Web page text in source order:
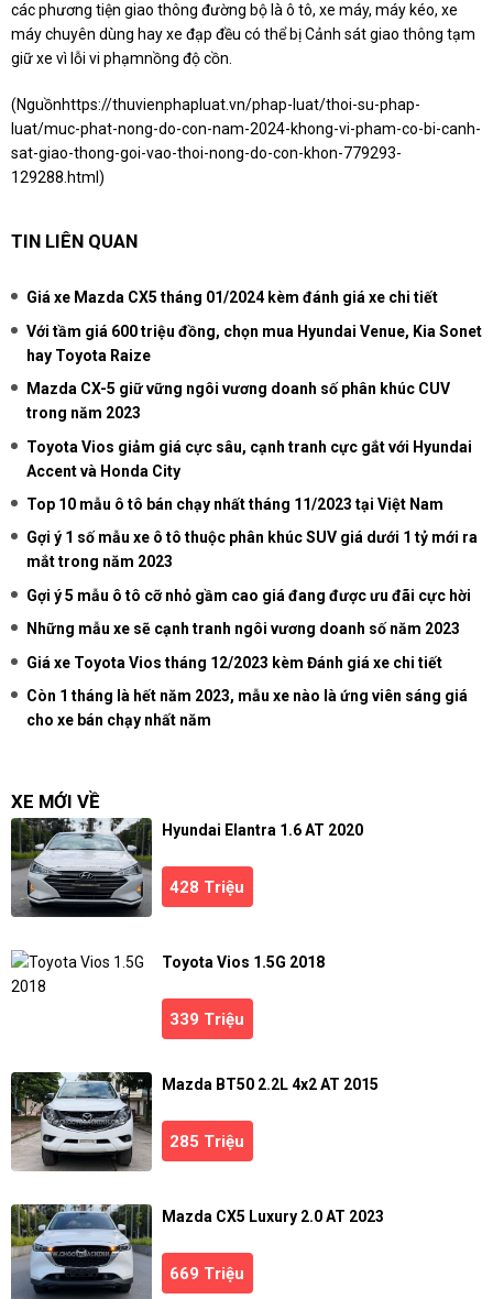
các phương tiện giao thông đường bộ là ô tô, xe máy, máy kéo, xe
máy chuyên dùng hay xe đạp đều có thể bị Cảnh sát giao thông tạm
giữ xe vì lỗi vi phạmnồng độ cồn.
(Nguồnhttps://thuvienphapluat.vn/phap-luat/thoi-su-phap-
luat/muc-phat-nong-do-con-nam-2024-khong-vi-pham-co-bi-canh-
sat-giao-thong-goi-vao-thoi-nong-do-con-khon-779293-
129288.html )
TIN LIÊN QUAN
Giá xe Mazda CX5 tháng 01/2024 kèm đánh giá xe chi tiết
Với tầm giá 600 triệu đồng, chọn mua Hyundai Venue, Kia Sonet
hay Toyota Raize
Mazda CX-5 giữ vững ngôi vương doanh số phân khúc CUV
trong năm 2023
Toyota Vios giảm giá cực sâu, cạnh tranh cực gắt với Hyundai
Accent và Honda City
Top 10 mẫu ô tô bán chạy nhất tháng 11/2023 tại Việt Nam
Gợi ý 1 số mẫu xe ô tô thuộc phân khúc SUV giá dưới 1 tỷ mới ra
mắt trong năm 2023
Gợi ý 5 mẫu ô tô cỡ nhỏ gầm cao giá đang được ưu đãi cực hời
Những mẫu xe sẽ cạnh tranh ngôi vương doanh số năm 2023
Giá xe Toyota Vios tháng 12/2023 kèm Đánh giá xe chi tiết
Còn 1 tháng là hết năm 2023, mẫu xe nào là ứng viên sáng giá
cho xe bán chạy nhất năm
XE MỚI VỀ
Hyundai Elantra 1.6 AT 2020
428 Triệu
Toyota Vios 1.5G 2018
339 Triệu
Mazda BT50 2.2L 4x2 AT 2015
285 Triệu
Mazda CX5 Luxury 2.0 AT 2023
669 Triệu